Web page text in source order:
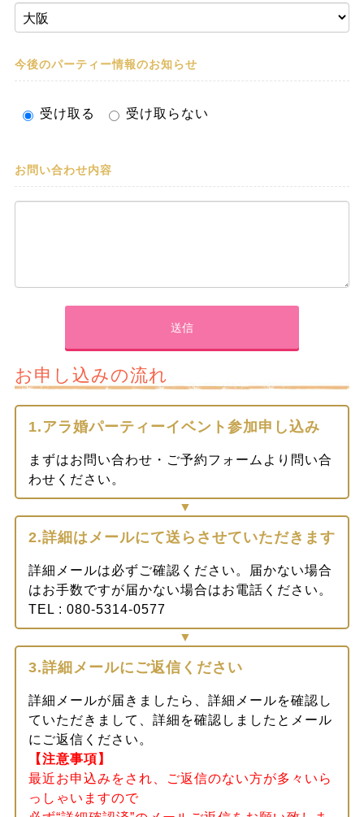
今後のパーティー情報のお知らせ
受け取る 受け取らない
お問い合わせ内容
お申し込みの流れ
1.アラ婚パーティーイベント参加申し込み
まずはお問い合わせ・ご予約フォームより問い合
わせください。
2.詳細はメールにて送らさせていただきます
詳細メールは必ずご確認ください。届かない場合
はお手数ですが届かない場合はお電話ください。
TEL : 080-5314-0577
3.詳細メールにご返信ください
詳細メールが届きましたら、詳細メールを確認し
ていただきまして、詳細を確認しましたとメール
にご返信ください。
【注意事項】
最近お申込みをされ、ご返信のない方が多々いら
っしゃいますので